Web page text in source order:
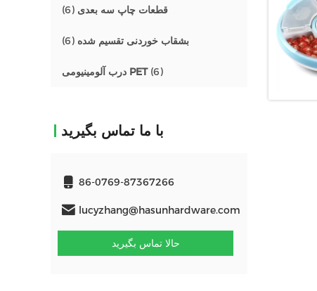
قطعات چاپ سه بعدی (6)
بشقاب خوردنی تقسیم شده (6)
درب آلومینیومی PET(6)
با ما تماس بگیرید
86-0769-87367266
lucyzhang@hasunhardware.com
حالا تماس بگیرید